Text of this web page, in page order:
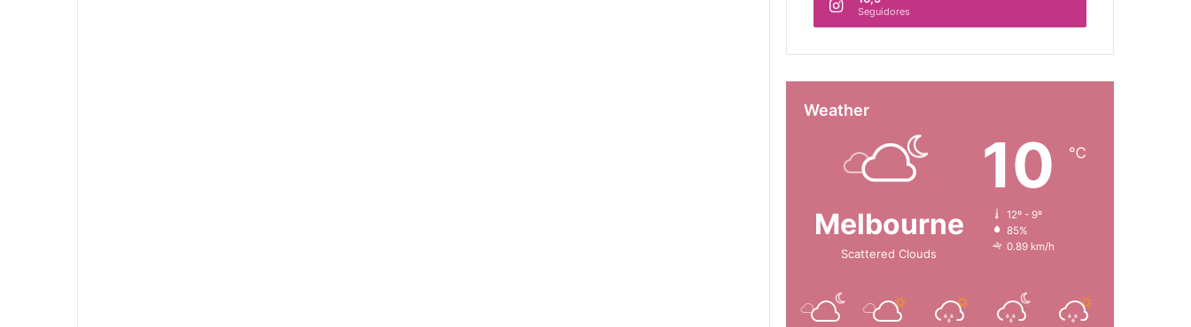
Seguidores
Weather
Melbourne
Scattered Clouds
10 ℃
12º - 9º
85%
0.89 km/h